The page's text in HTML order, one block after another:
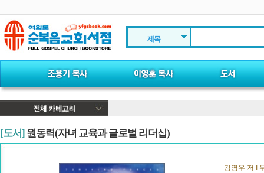
제목
[도서] 원동력(자녀 교육과 글로벌 리더십)
강영우 저 I